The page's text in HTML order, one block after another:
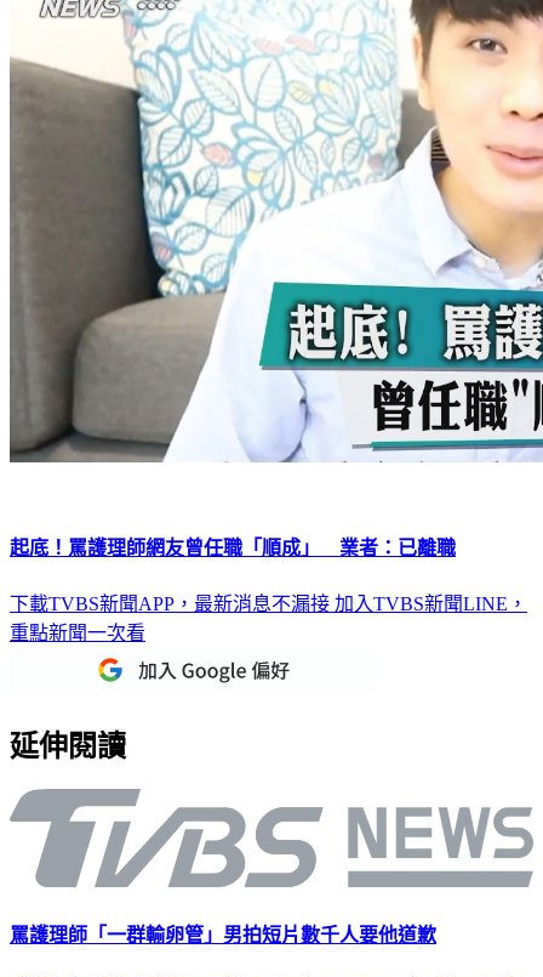
起底！罵護理師網友曾任職「順成」 業者：已離職
下載TVBS新聞APP，最新消息不漏接 加入TVBS新聞LINE，
重點新聞一次看
延伸閱讀
罵護理師「一群輸卵管」男拍短片數千人要他道歉